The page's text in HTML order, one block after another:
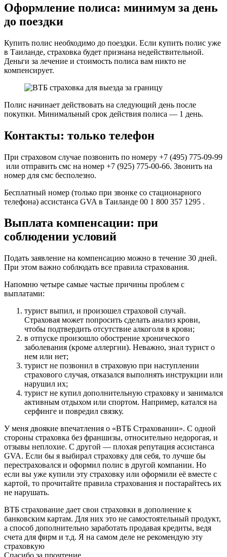
Оформление полиса: минимум за день
до поездки
Купить полис необходимо до поездки. Если купить полис уже
в Таиланде, страховка будет признана недействительной.
Деньги за лечение и стоимость полиса вам никто не
компенсирует.
Полис начинает действовать на следующий день после
покупки. Минимальный срок действия полиса — 1 день.
Контакты: только телефон
При страховом случае позвонить по номеру +7 (495) 775-09-99
или отправить смс на номер +7 (925) 775-00-66. Звонить на
номер для смс бесполезно.
Бесплатный номер (только при звонке со стационарного
телефона) ассистанса GVA в Таиланде 00 1 800 357 1295 .
Выплата компенсации: при
соблюдении условий
Подать заявление на компенсацию можно в течение 30 дней.
При этом важно соблюдать все правила страхования.
Напомню четыре самые частые причины проблем с
выплатами:
турист выпил, и произошел страховой случай.
Страховая может попросить сделать анализ крови,
чтобы подтвердить отсутствие алкоголя в крови;
в отпуске произошло обострение хронического
заболевания (кроме аллергии). Неважно, знал турист о
нем или нет;
турист не позвонил в страховую при наступлении
страхового случая, отказался выполнять инструкции или
нарушил их;
турист не купил дополнительную страховку и занимался
активным отдыхом или спортом. Например, катался на
серфинге и повредил связку.
У меня двоякие впечатления о «ВТБ Страховании». С одной
стороны страховка без франшизы, относительно недорогая, и
отзывы неплохие. С другой — плохая репутация ассистанса
GVA. Если бы я выбирал страховку для себя, то лучше бы
перестраховался и оформил полис в другой компании. Но
если вы уже купили эту страховку или оформили её вместе с
картой, то прочитайте правила страхования и постарайтесь их
не нарушать.
ВТБ страхование дает свои страховки в дополнение к
банковским картам. Для них это не самостоятельный продукт,
а способ дополнительно заработать продавая кредиты, ведя
счета для фирм и т.д. Я на самом деле не рекомендую эту
страховкую